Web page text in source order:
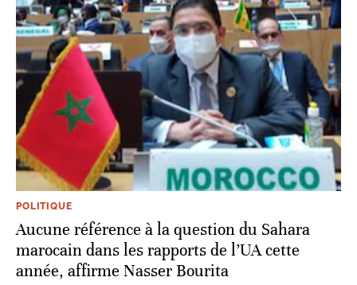
POLITIQUE
Aucune référence à la question du Sahara
marocain dans les rapports de l’UA cette
année, affirme Nasser Bourita